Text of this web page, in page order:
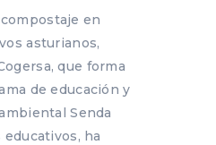
en
asturianos,
que forma
de educación y
Senda
ha